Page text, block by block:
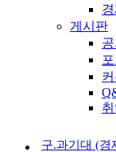
게시판
구.과기대 (경